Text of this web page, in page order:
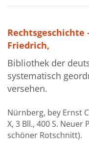
Rechtsgeschichte
Friedrich,
Bibliothek der
systematisch
versehen.
Nürnberg, bey Ernst
X, 3 Bll., 400 S. Neuer
schöner Rotschnitt).